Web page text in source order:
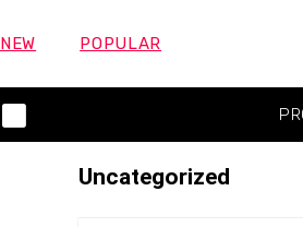
NEW POPULAR
Uncategorized